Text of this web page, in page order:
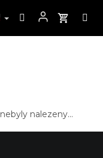
nebyly nalezeny...